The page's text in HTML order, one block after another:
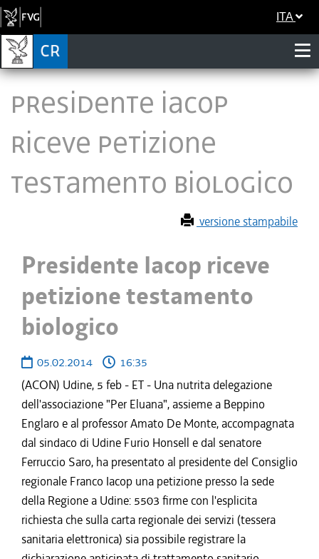
ITA
Presidente Iacop
riceve petizione
testamento biologico
versione stampabile
Presidente Iacop riceve
petizione testamento
biologico
05.02.2014
16:35
(ACON) Udine, 5 feb - ET - Una nutrita delegazione
dell'associazione "Per Eluana", assieme a Beppino
Englaro e al professor Amato De Monte, accompagnata
dal sindaco di Udine Furio Honsell e dal senatore
Ferruccio Saro, ha presentato al presidente del Consiglio
regionale Franco Iacop una petizione presso la sede
della Regione a Udine: 5503 firme con l'esplicita
richiesta che sulla carta regionale dei servizi (tessera
sanitaria elettronica) sia possibile registrare la